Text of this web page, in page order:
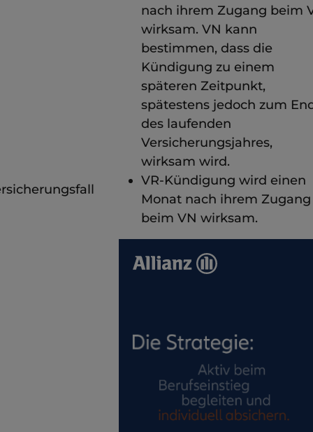
nach ihrem Zugang beim
wirksam. VN kann
bestimmen, dass die
Kündigung zu einem
späteren Zeitpunkt,
spätestens jedoch zum
des laufenden
Versicherungsjahres,
wirksam wird.
VR-Kündigung wird einen
Monat nach ihrem Zugang
beim VN wirksam.